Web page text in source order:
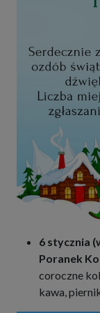
6 stycznia
Poranek
coroczne
kawa,